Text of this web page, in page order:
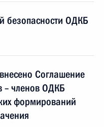
безопасности ОДКБ
Соглашение
– членов ОДКБ
формирований